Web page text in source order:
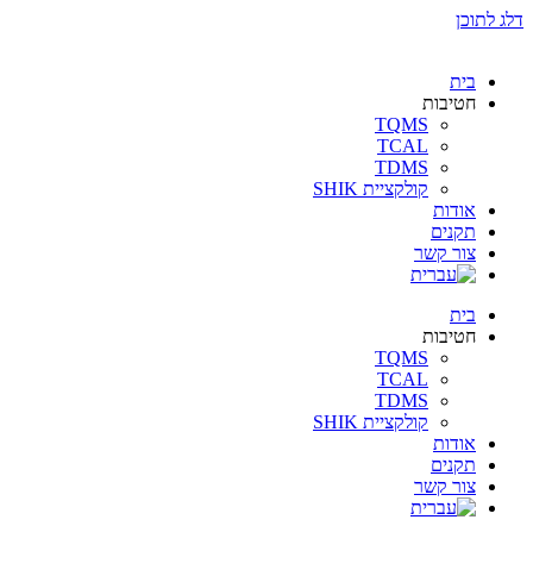
דלג לתוכן
בית
חטיבות
TQMS
TCAL
TDMS
קולקציית SHIK
אודות
תקנים
צור קשר
בית
חטיבות
TQMS
TCAL
TDMS
קולקציית SHIK
אודות
תקנים
צור קשר